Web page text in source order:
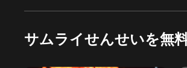
サムライせんせいを無